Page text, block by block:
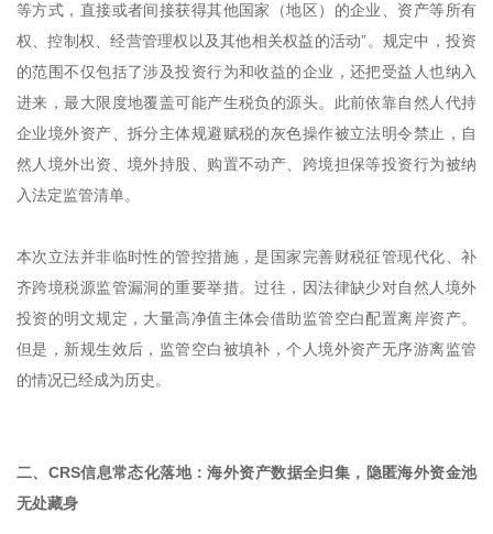
等方式，直接或者间接获得其他国家（地区）的企业、资产等所有
权、控制权、经营管理权以及其他相关权益的活动”。规定中，投资
的范围不仅包括了涉及投资行为和收益的企业，还把受益人也纳入
进来，最大限度地覆盖可能产生税负的源头。此前依靠自然人代持
企业境外资产、拆分主体规避赋税的灰色操作被立法明令禁止，自
然人境外出资、境外持股、购置不动产、跨境担保等投资行为被纳
入法定监管清单。
本次立法并非临时性的管控措施，是国家完善财税征管现代化、补
齐跨境税源监管漏洞的重要举措。过往，因法律缺少对自然人境外
投资的明文规定，大量高净值主体会借助监管空白配置离岸资产。
但是，新规生效后，监管空白被填补，个人境外资产无序游离监管
的情况已经成为历史。
二、CRS信息常态化落地：海外资产数据全归集，隐匿海外资金池
无处藏身